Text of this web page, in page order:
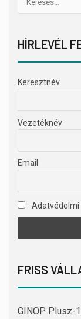
HÍRLEVÉL
Keresztnév
Vezetéknév
Email
FRISS
GINOP Plusz-